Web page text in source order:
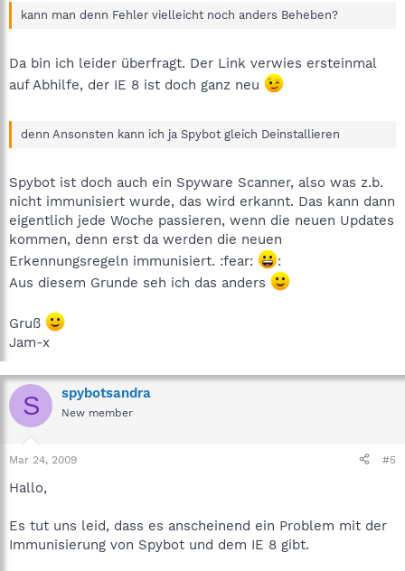
kann man denn Fehler vielleicht noch anders Beheben?
Da bin ich leider überfragt. Der Link verwies ersteinmal
auf Abhilfe, der IE 8 ist doch ganz neu
denn Ansonsten kann ich ja Spybot gleich Deinstallieren
Spybot ist doch auch ein Spyware Scanner, also was z.b.
nicht immunisiert wurde, das wird erkannt. Das kann dann
eigentlich jede Woche passieren, wenn die neuen Updates
kommen, denn erst da werden die neuen
Erkennungsregeln immunisiert. :fear:
:
Aus diesem Grunde seh ich das anders
Gruß
Jam-x
S spybotsandra
New member
Mar 24, 2009 #5
Hallo,
Es tut uns leid, dass es anscheinend ein Problem mit der
Immunisierung von Spybot und dem IE 8 gibt.